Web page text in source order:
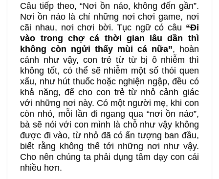
Câu tiếp theo, “Nơi ồn náo, không đến gần”.
Nơi ồn náo là chỉ những nơi chơi game, nơi
cãi nhau, nơi chơi bời. Tục ngữ có câu “Đi
vào trong chợcá thời gian lâudần thì
không còn ngửi thấy mùi cá nữa”, hoàn
cảnh như vậy, con trẻ từ từ bị ô nhiễm thì
không tốt, có thể sẽ nhiễm một số thói quen
xấu, như hút thuốc hoặc nghiện ngập, đều có
khả năng, để cho con trẻ từ nhỏ cảnh giác
với những nơi này. Có một người mẹ, khi con
còn nhỏ, mỗi lần đi ngang qua “nơi ồn náo”,
bà sẽ nói với con mình là chỗ như vậy không
được đi vào, từ nhỏ đã có ấn tượng ban đầu,
biết rằng không thể tới những nơi như vậy.
Cho nên chúng ta phải dụng tâm dạy con cái
nhiều hơn.